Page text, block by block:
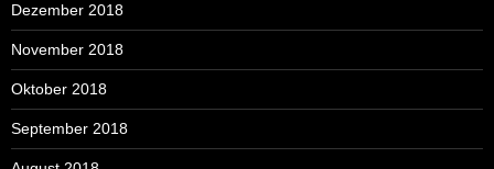
Dezember 2018
November 2018
Oktober 2018
September 2018